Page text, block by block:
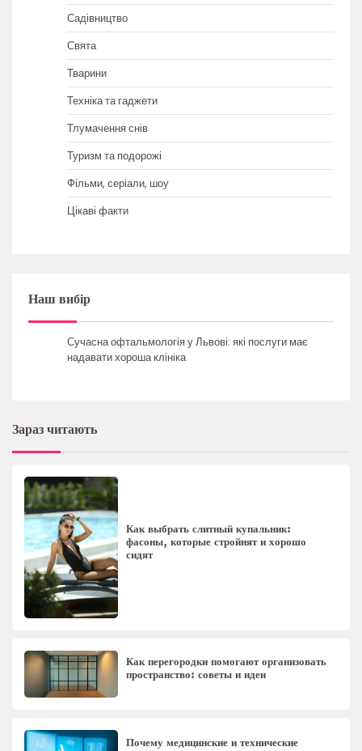
Садівництво
Свята
Тварини
Техніка та гаджети
Тлумачення снів
Туризм та подорожі
Фільми, серіали, шоу
Цікаві факти
Наш вибір
Сучасна офтальмологія у Львові: які послуги має
надавати хороша клініка
Зараз читають
Как выбрать слитный купальник:
фасоны, которые стройнят и хорошо
сидят
Как перегородки помогают организовать
пространство: советы и идеи
Почему медицинские и технические